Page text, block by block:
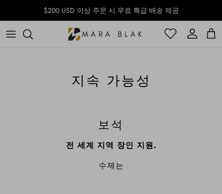
Skip to content$200 USD 이상 주문 시 무료 특급 배송 제공
계정 계정 장
지속 가능성
보석
전 세계 지역 장인 지원.
수제는